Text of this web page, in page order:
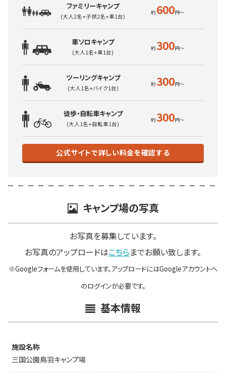
ファミリーキャンプ
(大人2名+子供2名+車1台) 600
車ソロキャンプ
(大人1名+車1台) 300
ツーリングキャンプ
(大人1名+バイク1台) 300
徒歩・自転車キャンプ
(大人1名+自転車1台) 300
公式サイトで詳しい料金を確認する
キャンプ場の写真
お写真を募集しています。
お写真のアップロードはこちらまでお願い致します。
※Googleフォームを使用しています。アップロードにはGoogleアカウントへ
のログインが必要です。
基本情報
施設名称
三国公園鳥羽キャンプ場